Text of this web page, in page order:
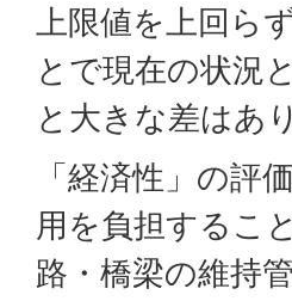
上限値を上回ら
とで現在の状況
と大きな差はあ
「経済性」の評
用を負担するこ
路・橋梁の維持